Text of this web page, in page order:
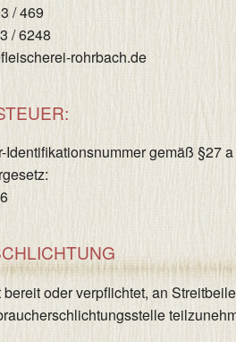
/ 469
/ 6248
rohrbach.de
Identifikationsnummer gemäß §27 a
oder verpflichtet, an